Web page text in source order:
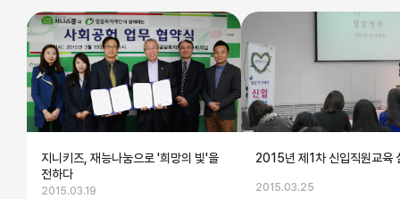
지니키즈, 재능나눔으로 '희망의 빛'을
전하다
2015.03.19
2015년 제1차 신입직원교육
2015.03.25